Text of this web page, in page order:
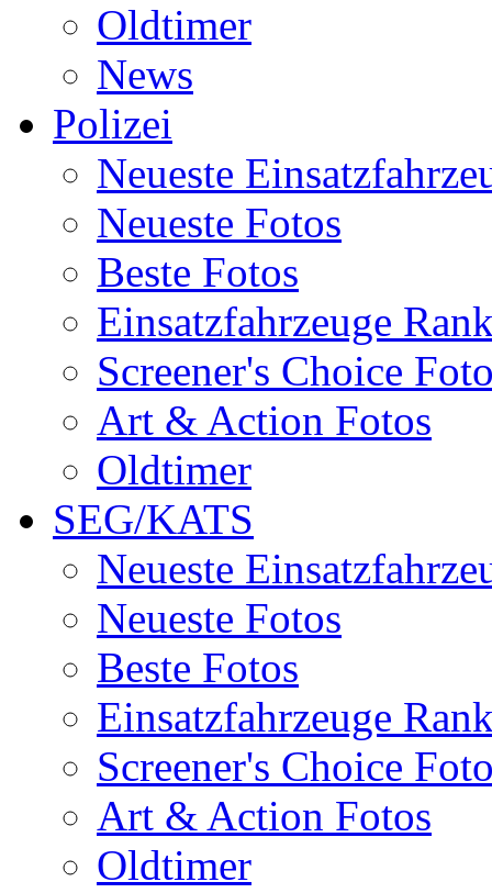
Oldtimer
News
Polizei
Neueste
Neueste Fotos
Beste Fotos
Einsatzfahrzeuge
Screener's Choice
Art & Action Fotos
Oldtimer
SEG/KATS
Neueste
Neueste Fotos
Beste Fotos
Einsatzfahrzeuge
Screener's Choice
Art & Action Fotos
Oldtimer